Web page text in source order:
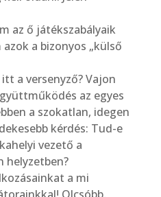
az ő játékszabályaik
a bizonyos „külső
a versenyző? Vajon
az egyes
a szokatlan, idegen
kérdés: Tud-e
vezető a
helyzetben?
a mi